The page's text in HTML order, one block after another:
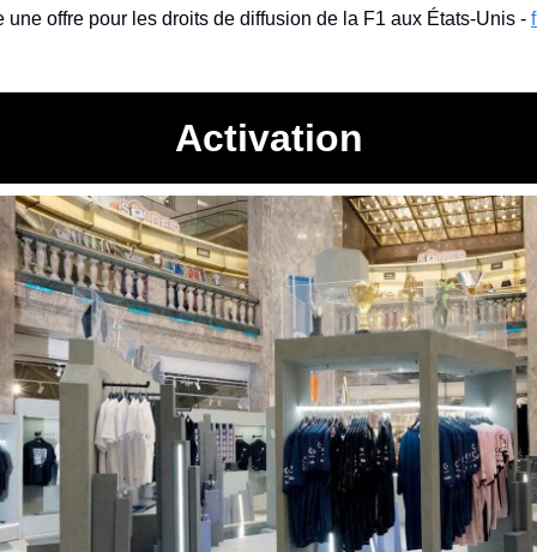
une offre pour les droits de diffusion de la F1 aux États-Unis -
Activation